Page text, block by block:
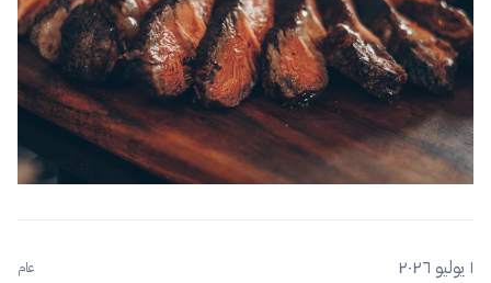
١ يوليو ٢٠٢٦ عام